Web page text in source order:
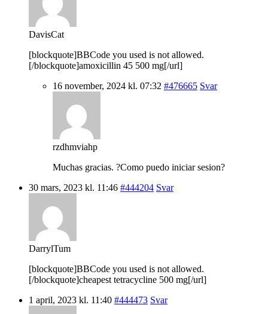
DavisCat
[blockquote]BBCode you used is not allowed.
[/blockquote]amoxicillin 45 500 mg[/url]
16 november, 2024 kl. 07:32 #476665 Svar
rzdhmviahp
Muchas gracias. ?Como puedo iniciar sesion?
30 mars, 2023 kl. 11:46 #444204 Svar
DarrylTum
[blockquote]BBCode you used is not allowed.
[/blockquote]cheapest tetracycline 500 mg[/url]
1 april, 2023 kl. 11:40 #444473 Svar